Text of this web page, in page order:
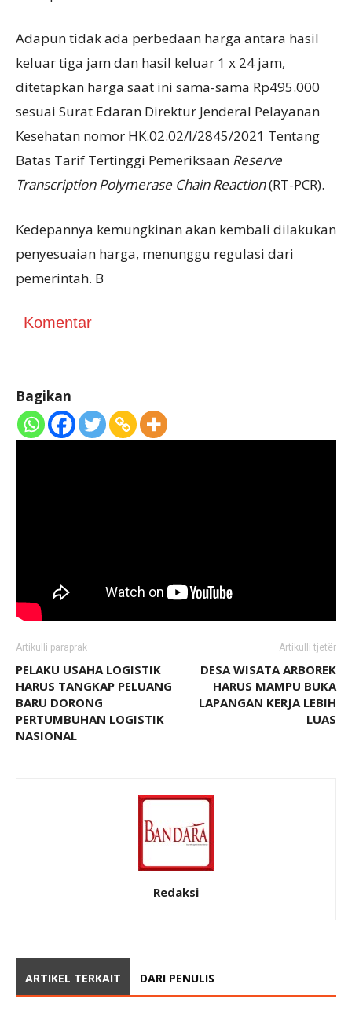
Adapun tidak ada perbedaan harga antara hasil
keluar tiga jam dan hasil keluar 1 x 24 jam,
ditetapkan harga saat ini sama-sama Rp495.000
sesuai Surat Edaran Direktur Jenderal Pelayanan
Kesehatan nomor HK.02.02/I/2845/2021 Tentang
Batas Tarif Tertinggi Pemeriksaan Reserve
Transcription Polymerase Chain Reaction(RT-PCR).
Kedepannya kemungkinan akan kembali dilakukan
penyesuaian harga, menunggu regulasi dari
pemerintah. B
Komentar
Bagikan
Artikulli paraprak
PELAKU USAHA LOGISTIK
HARUS TANGKAP PELUANG
BARU DORONG
PERTUMBUHAN LOGISTIK
NASIONAL
Artikulli tjetër
DESA WISATA ARBOREK
HARUS MAMPU BUKA
LAPANGAN KERJA LEBIH
LUAS
Redaksi
ARTIKEL TERKAIT DARI PENULIS